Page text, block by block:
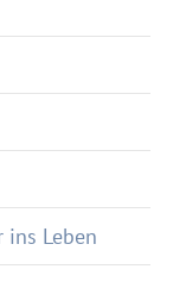
ins Leben